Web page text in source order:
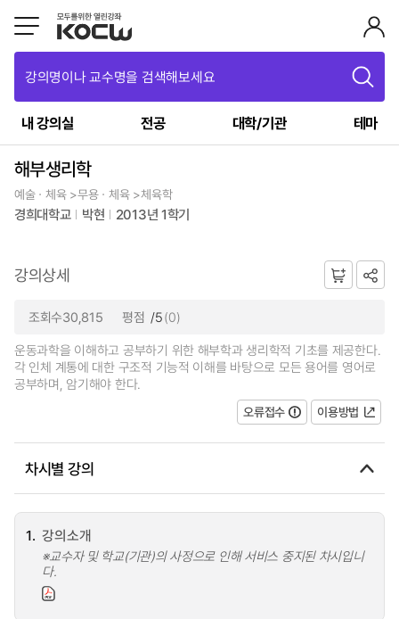
강의명이나 교수명을 검색해보세요
내 강의실 전공 대학/기관 테마
해부생리학
예술ㆍ체육 >무용ㆍ체육 >체육학
경희대학교 박현 2013년 1학기
강의상세
조회수30,815 평점 /5(0)
운동과학을 이해하고 공부하기 위한 해부학과 생리학적 기초를 제공한다.
각 인체 계통에 대한 구조적 기능적 이해를 바탕으로 모든 용어를 영어로
공부하며, 암기해야 한다.
오류접수
이용방법
차시별 강의
1. 강의소개
※교수자 및 학교(기관)의 사정으로 인해 서비스 중지된 차시입니
다.